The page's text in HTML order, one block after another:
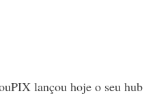
lançou hoje o seu hub